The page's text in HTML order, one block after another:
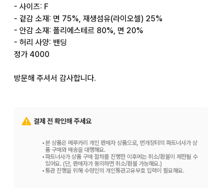
- 사이즈: F
- 겉감 소재: 면 75%, 재생섬유(라이오셀) 25%
- 안감 소재: 폴리에스테르 80%, 면 20%
- 허리 사양: 밴딩
정가 4000
방문해 주셔서 감사합니다.
결제 전 확인해 주세요
•본 상품은 메루카리 개인 판매자 상품으로, 번개장터의 파트너사가 상
품 구매와 배송을 대행해요.
•파트너사가 상품 구매 절차를 진행한 이후에는 취소/환불이 제한될 수
있어요. (단, 판매자가 동의하면 취소/환불 가능해요.)
•통관 진행을 위해 수령인의 개인통관고유부호 입력이 필요해요.